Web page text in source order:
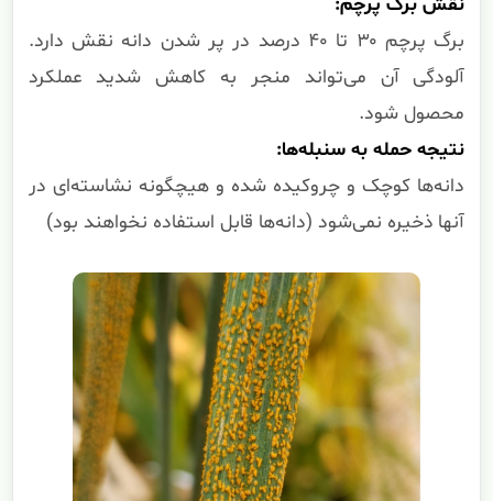
نقش برگ پرچم:
برگ پرچم ۳۰ تا ۴۰ درصد در پر شدن دانه نقش دارد.
آلودگی آن می‌تواند منجر به کاهش شدید عملکرد
محصول شود.
نتیجه حمله به سنبله‌ها:
دانه‌ها کوچک و چروکیده شده و هیچگونه نشاسته‌ای در
آنها ذخیره نمی‌شود (دانه‌ها قابل استفاده نخواهند بود)